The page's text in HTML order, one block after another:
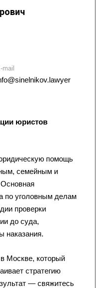
mail
юристов
помощь
семейным и
по уголовным делам
проверки
до суда,
наказания.
Москве, который
стратегию
— свяжитесь